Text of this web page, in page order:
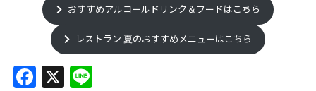
おすすめアルコールドリンク＆フードはこちら
レストラン 夏のおすすめメニューはこちら
F X